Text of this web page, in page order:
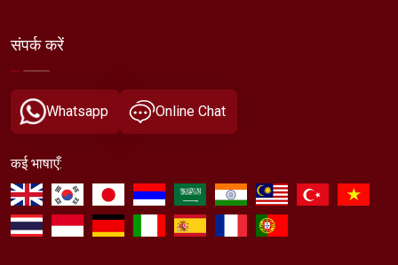
संपर्क करें
Whatsapp Online Chat
कई भाषाएँ: